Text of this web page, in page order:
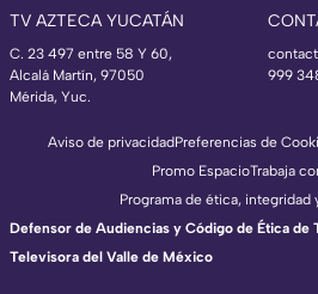
TV AZTECA YUCATÁN
C. 23 497 entre 58 Y 60,
Alcalá Martín, 97050
Mérida, Yuc.
999
Aviso de privacidadPreferencias de
Promo EspacioTrabaja
Programa de ética,
Defensor de Audiencias y Código de Ética de
Televisora del Valle de México